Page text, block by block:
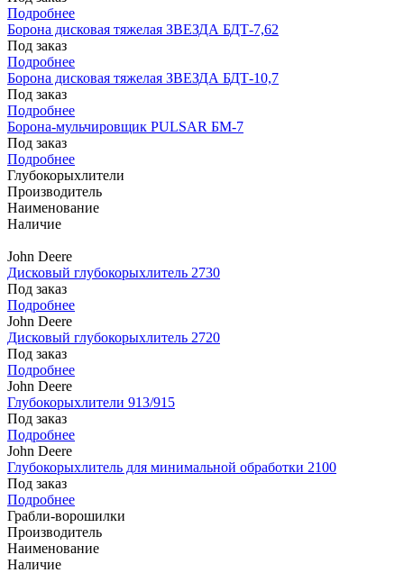
Подробнее
Борона дисковая тяжелая ЗВЕЗДА БДТ-7,62
Под заказ
Подробнее
Борона дисковая тяжелая ЗВЕЗДА БДТ-10,7
Под заказ
Подробнее
Борона-мульчировщик PULSAR БМ-7
Под заказ
Подробнее
Глубокорыхлители
Производитель
Наименование
Наличие
John Deere
Дисковый глубокорыхлитель 2730
Под заказ
Подробнее
John Deere
Дисковый глубокорыхлитель 2720
Под заказ
Подробнее
John Deere
Глубокорыхлители 913/915
Под заказ
Подробнее
John Deere
Глубокорыхлитель для минимальной обработки 2100
Под заказ
Подробнее
Грабли-ворошилки
Производитель
Наименование
Наличие